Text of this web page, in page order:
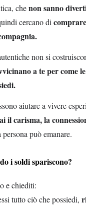
chenon sanno
cercano di
non si
a te per come
aiutare a vivere
il carisma, la
persona può emanare.
i soldi spariscono?
e chiediti:
tutto ciò che possiedi,